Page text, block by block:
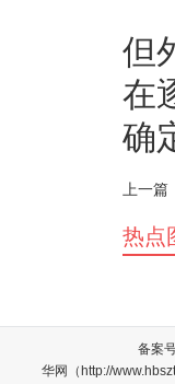
但
在
确
上一篇
热点
备案
华网（http://